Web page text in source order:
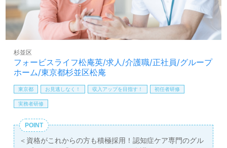
マネージャーとしての専門性を高めたい』『転職でキャリ
アチェンジを実現したい、施設形態や環境を変えて働きた
い』等の方も大歓迎です。こちらの求人は＜ケアマネージ
ャー紹介専任コンサルタント＞より募集詳細をご案内しま
医療/福祉業界の正社員/パート求人探しは【ウィルオブ介
護】＊求人情報収集、将来的に検討の方も遠慮なく＊
LINE、メール、お電話などご希望に応じてお問い合わせ/ご
相談可能です。転職相談、求人紹介、年収交渉など完全無
あり！＞"転職支援"のプロと一緒に転職活動！お問い合わ
せお待ちしております。
フォービスライフ松庵英/求人/介護職/正社員/グループ
ホーム/東京都杉並区松庵
杉並区
東京都 お見逃しなく！ 収入アップを目指す！ 初任者研修
実務者研修
POINT
＜資格がこれからの方も積極採用！認知症ケア専門のグル